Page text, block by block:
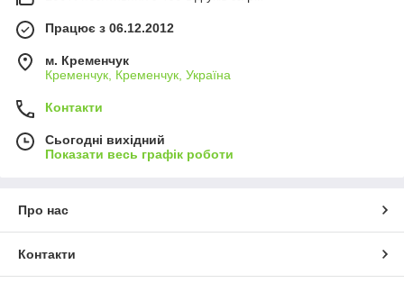
Працює з 06.12.2012
м. Кременчук
Кременчук, Кременчук, Україна
Контакти
Сьогодні вихідний
Показати весь графік роботи
Про нас
Контакти